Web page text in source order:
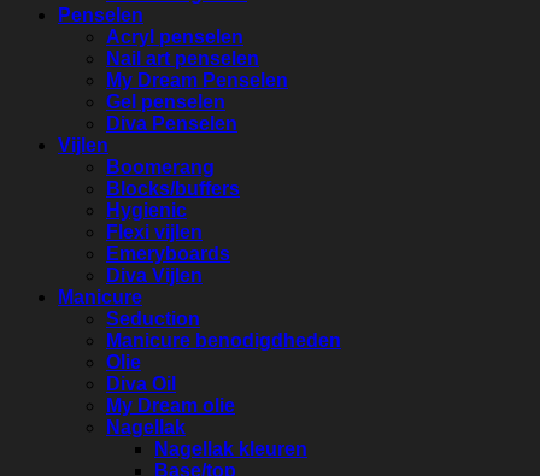
Penselen
Acryl penselen
Nail art penselen
My Dream Penselen
Gel penselen
Diva Penselen
Vijlen
Boomerang
Blocks/buffers
Hygienic
Flexi vijlen
Emeryboards
Diva Vijlen
Manicure
Seduction
Manicure benodigdheden
Olie
Diva Oil
My Dream olie
Nagellak
Nagellak kleuren
Base/top